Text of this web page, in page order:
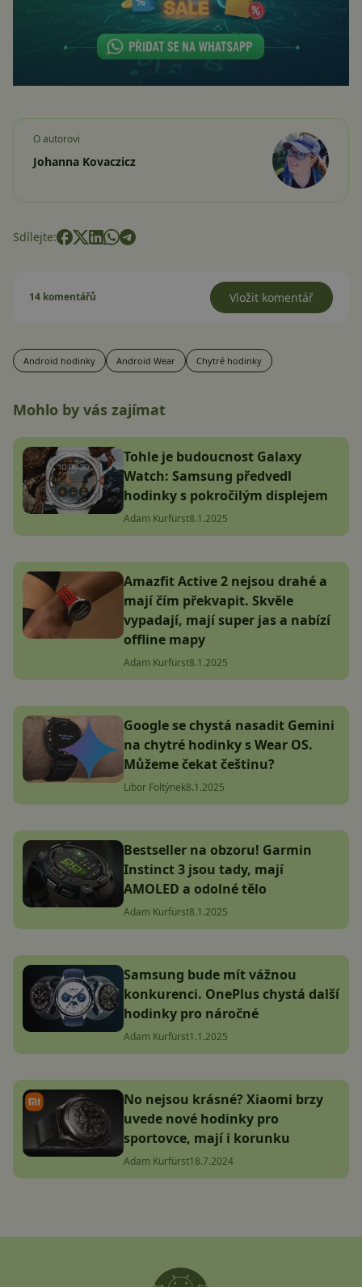
O autorovi
Johanna Kovaczicz
Sdílejte:
14 komentářů Vložit komentář
Android hodinky Android Wear Chytré hodinky
Mohlo by vás zajímat
Tohle je budoucnost Galaxy
Watch: Samsung předvedl
hodinky s pokročilým displejem
Adam Kurfürst8.1.2025
Amazfit Active 2 nejsou drahé a
mají čím překvapit. Skvěle
vypadají, mají super jas a nabízí
offline mapy
Adam Kurfürst8.1.2025
Google se chystá nasadit Gemini
na chytré hodinky s Wear OS.
Můžeme čekat češtinu?
Libor Foltýnek8.1.2025
Bestseller na obzoru! Garmin
Instinct 3 jsou tady, mají
AMOLED a odolné tělo
Adam Kurfürst8.1.2025
Samsung bude mít vážnou
konkurenci. OnePlus chystá další
hodinky pro náročné
Adam Kurfürst1.1.2025
No nejsou krásné? Xiaomi brzy
uvede nové hodinky pro
sportovce, mají i korunku
Adam Kurfürst18.7.2024